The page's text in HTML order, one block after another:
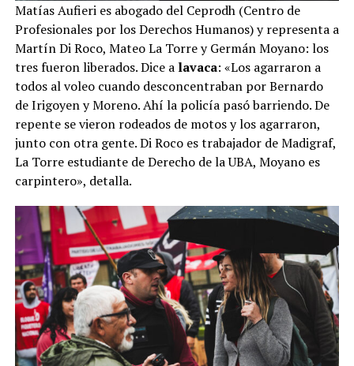
Matías Aufieri es abogado del Ceprodh (Centro de
Profesionales por los Derechos Humanos) y representa a
Martín Di Roco, Mateo La Torre y Germán Moyano: los
tres fueron liberados. Dice a lavaca: «Los agarraron a
todos al voleo cuando desconcentraban por Bernardo
de Irigoyen y Moreno. Ahí la policía pasó barriendo. De
repente se vieron rodeados de motos y los agarraron,
junto con otra gente. Di Roco es trabajador de Madigraf,
La Torre estudiante de Derecho de la UBA, Moyano es
carpintero», detalla.